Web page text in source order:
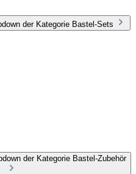
der Kategorie Bastel-Sets
der Kategorie Bastel-Zubehör